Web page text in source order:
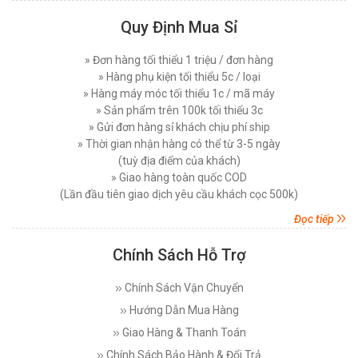
Máy Cắt Vải Viền Là Gì? Lợi Ích Và Ứng Dụng
Thứ tư, 26/11/2025
Nên Chọn Máy Cắt Vải Cầm Tay Hay Máy Cắt
Vải Đứng
Thứ năm, 20/11/2025
Các Lỗi Phổ Biến Khi Sử Dụng Máy Cắt Vải
Đứng Và Cách Khắc Phục
Thứ bảy, 15/11/2025
Top 5 Loại Máy Cắt Vải Cầm Tay Tốt Nhất Hiện
Nay - Nên Mua Loại Nào ?
Trước Khi Mua Và Sử Dụng
Máy Cắt Dây Đai Tự Động Là Gì? Cách Vận
Hành Và Lợi Ích
So Sánh Máy Khâu Bao Cầm Tay Dùng Điện Và
MÁY CẮT VẢI ĐỨNG DAYANG CDZ-103 08 INCH
750W
Đăng nhập để xem giá sỉ
Giá bán lẻ:7.450.000đ
MÁY CẮT VẢI ĐỨNG PHILPS 08 INCH, CÔNG
SUẤT 1600W
Đăng nhập để xem giá sỉ
Giá bán lẻ:10.750.000đ
MÁY CẮT VẢI ĐỨNG EASTMAN 627X 08 INCH (
Giá bán lẻ:17.800.000đ
MÁY CẮT VẢI ĐỨNG DAYANG CDZ-103 10 INCH
750W
Chính Sách Hỗ Trợ
Chính Sách Vận Chuyển
Hướng Dẫn Mua Hàng
Giao Hàng & Thanh Toán
Chính Sách Bảo Hành & Đổi Trả
Quy Định Mua Sỉ
» Đơn hàng tối thiểu 1 triệu / đơn hàng
» Hàng phụ kiện tối thiểu 5c / loại
» Hàng máy móc tối thiểu 1c / mã máy
» Sản phẩm trên 100k tối thiểu 3c
» Gửi đơn hàng sỉ khách chịu phí ship
» Thời gian nhận hàng có thể từ 3-5 ngày
(tuỳ địa điểm của khách)
» Giao hàng toàn quốc COD
(Lần đầu tiên giao dịch yêu cầu khách cọc 500k)
Đọc tiếp